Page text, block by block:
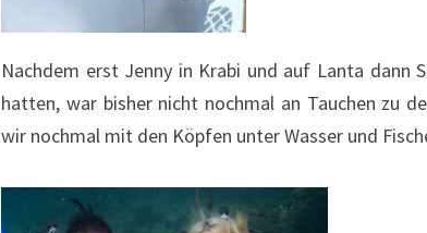
Nachdem erst Jenny in Krabi und auf Lanta dann
hatten, war bisher nicht nochmal an Tauchen zu
wir nochmal mit den Köpfen unter Wasser und